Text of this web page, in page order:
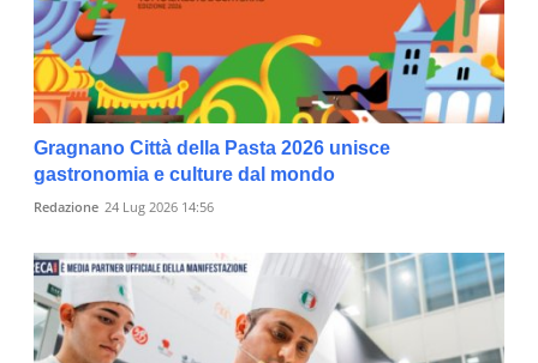
Gragnano Città della Pasta 2026 unisce
gastronomia e culture dal mondo
Redazione 24 Lug 2026 14:56